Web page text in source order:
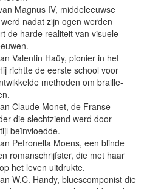
Magnus IV, middeleeuwse
nadat zijn ogen werden
de harde realiteit van visuele
Valentin Haüy, pionier in het
richtte de eerste school voor
methoden om braille-
Claude Monet, de Franse
die slechtziend werd door
beïnvloedde.
Petronella Moens, een blinde
romanschrijfster, die met haar
het leven uitdrukte.
W.C. Handy, bluescomponist die